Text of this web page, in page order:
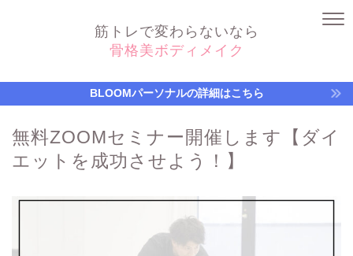
筋トレで変わらないなら
骨格美ボディメイク
BLOOMパーソナルの詳細はこちら
無料ZOOMセミナー開催します【ダイ
エットを成功させよう！】